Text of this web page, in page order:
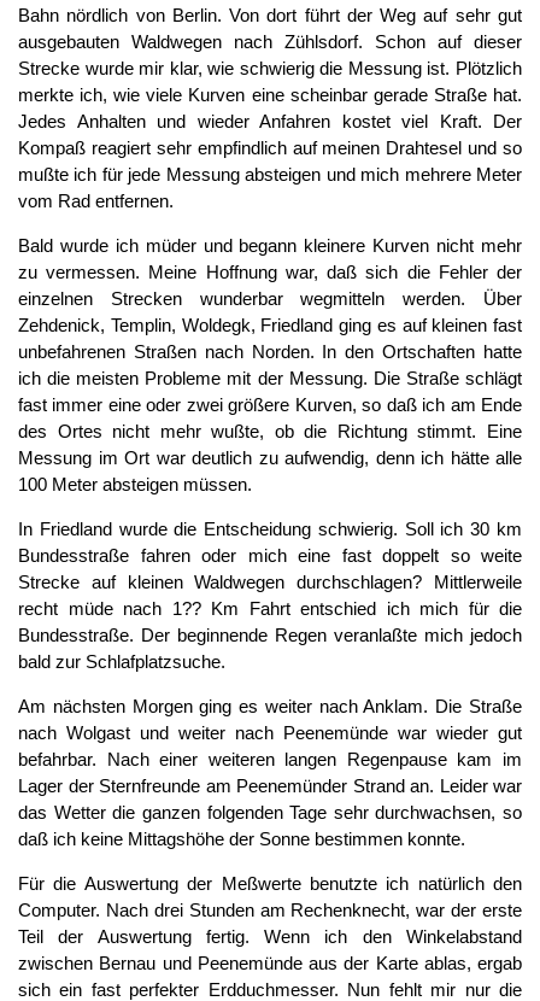
Bahn nördlich von Berlin. Von dort führt der Weg auf sehr gut
ausgebauten Waldwegen nach Zühlsdorf. Schon auf dieser
Strecke wurde mir klar, wie schwierig die Messung ist. Plötzlich
merkte ich, wie viele Kurven eine scheinbar gerade Straße hat.
Jedes Anhalten und wieder Anfahren kostet viel Kraft. Der
Kompaß reagiert sehr empfindlich auf meinen Drahtesel und so
mußte ich für jede Messung absteigen und mich mehrere Meter
vom Rad entfernen.
Bald wurde ich müder und begann kleinere Kurven nicht mehr
zu vermessen. Meine Hoffnung war, daß sich die Fehler der
einzelnen Strecken wunderbar wegmitteln werden. Über
Zehdenick, Templin, Woldegk, Friedland ging es auf kleinen fast
unbefahrenen Straßen nach Norden. In den Ortschaften hatte
ich die meisten Probleme mit der Messung. Die Straße schlägt
fast immer eine oder zwei größere Kurven, so daß ich am Ende
des Ortes nicht mehr wußte, ob die Richtung stimmt. Eine
Messung im Ort war deutlich zu aufwendig, denn ich hätte alle
100 Meter absteigen müssen.
In Friedland wurde die Entscheidung schwierig. Soll ich 30 km
Bundesstraße fahren oder mich eine fast doppelt so weite
Strecke auf kleinen Waldwegen durchschlagen? Mittlerweile
recht müde nach 1?? Km Fahrt entschied ich mich für die
Bundesstraße. Der beginnende Regen veranlaßte mich jedoch
bald zur Schlafplatzsuche.
Am nächsten Morgen ging es weiter nach Anklam. Die Straße
nach Wolgast und weiter nach Peenemünde war wieder gut
befahrbar. Nach einer weiteren langen Regenpause kam im
Lager der Sternfreunde am Peenemünder Strand an. Leider war
das Wetter die ganzen folgenden Tage sehr durchwachsen, so
daß ich keine Mittagshöhe der Sonne bestimmen konnte.
Für die Auswertung der Meßwerte benutzte ich natürlich den
Computer. Nach drei Stunden am Rechenknecht, war der erste
Teil der Auswertung fertig. Wenn ich den Winkelabstand
zwischen Bernau und Peenemünde aus der Karte ablas, ergab
sich ein fast perfekter Erdduchmesser. Nun fehlt mir nur die